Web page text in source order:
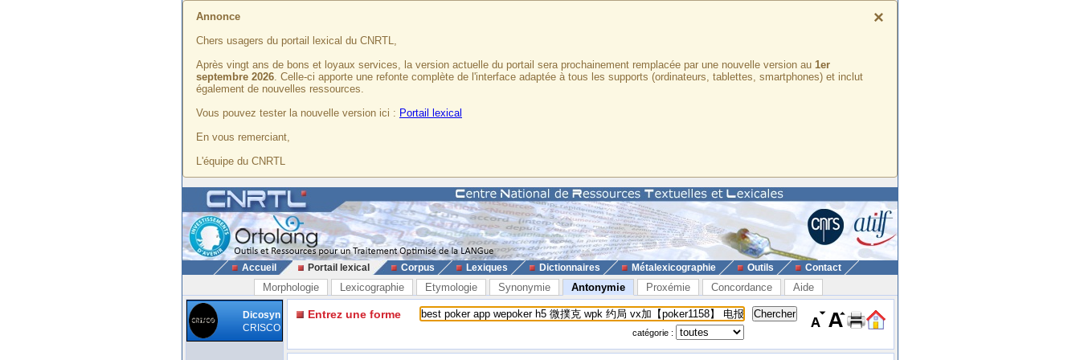
×
Annonce
Chers usagers du portail lexical du CNRTL,
Après vingt ans de bons et loyaux services, la version actuelle du portail sera prochainement remplacée par une nouvelle version au 1er
septembre 2026. Celle-ci apporte une refonte complète de l'interface adaptée à tous les supports (ordinateurs, tablettes, smartphones) et inclut
également de nouvelles ressources.
Vous pouvez tester la nouvelle version ici : Portail lexical
En vous remerciant,
L'équipe du CNRTL
Accueil Portail lexical Corpus Lexiques Dictionnaires Métalexicographie Outils Contact
Morphologie Lexicographie Etymologie Synonymie Antonymie Proxémie Concordance Aide
Dicosyn
CRISCO
Entrez une forme
catégorie :